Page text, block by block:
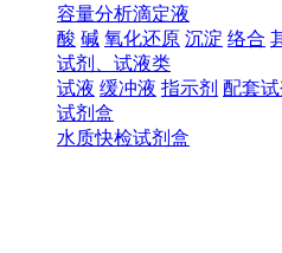
容量分析滴定液
酸 碱 氧化还原 沉淀 络合
试剂、试液类
试液 缓冲液 指示剂 配套试
试剂盒
水质快检试剂盒